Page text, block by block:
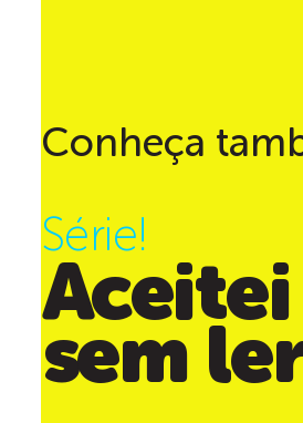
Conheça
Série!
Aceitei
sem